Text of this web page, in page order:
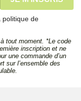
politique de
tout moment. *Le code
inscription et ne
une commande d’un
sur l’ensemble des